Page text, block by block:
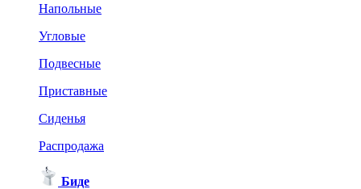
Напольные
Угловые
Подвесные
Приставные
Сиденья
Распродажа
Биде